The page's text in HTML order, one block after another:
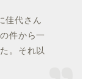
佳代さん
件から一
。それ以